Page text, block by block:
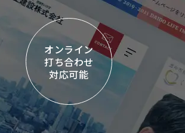
オンライン
打ち合わせ
対応可能